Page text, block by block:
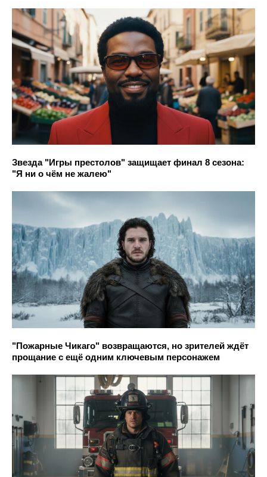
Звезда "Игры престолов" защищает финал 8 сезона:
"Я ни о чём не жалею"
"Пожарные Чикаго" возвращаются, но зрителей ждёт
прощание с ещё одним ключевым персонажем